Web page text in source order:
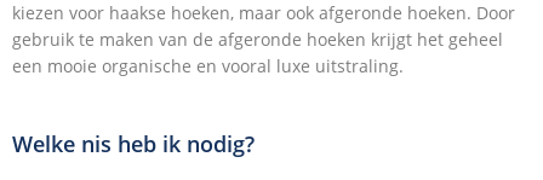
kiezen voor haakse hoeken, maar ook afgeronde hoeken. Door
gebruik te maken van de afgeronde hoeken krijgt het geheel
een mooie organische en vooral luxe uitstraling.
Welke nis heb ik nodig?